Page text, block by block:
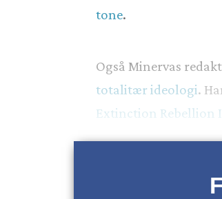
tone.
Også Minervas
totalitær ideologi.
Extinction Rebellion